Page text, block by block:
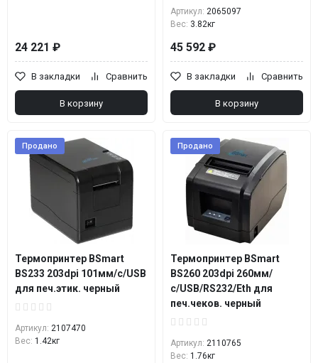
24 221 ₽
В закладки Сравнить
В корзину
Артикул: 2065097
Вес: 3.82кг
45 592 ₽
В закладки Сравнить
В корзину
Продано
Термопринтер BSmart
BS233 203dpi 101мм/с/USB
для печ.этик. черный
Артикул: 2107470
Вес: 1.42кг
Продано
Термопринтер BSmart
BS260 203dpi 260мм/
с/USB/RS232/Eth для
печ.чеков. черный
Артикул: 2110765
Вес: 1.76кг